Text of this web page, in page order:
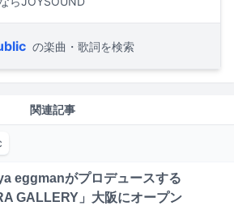
の楽曲・歌詞を検索
関連記事
eggmanがプロデュースする
GALLERY」大阪にオープン